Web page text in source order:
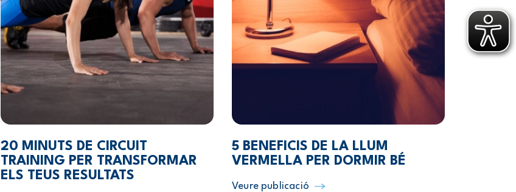
20 MINUTS DE CIRCUIT
TRAINING PER TRANSFORMAR
ELS TEUS RESULTATS
5 BENEFICIS DE LA LLUM
VERMELLA PER DORMIR BÉ
Veure publicació